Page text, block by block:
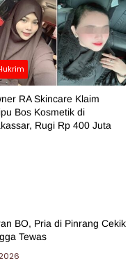
RA Skincare Klaim
Bos Kosmetik di
Rugi Rp 400 Juta
BO, Pria di Pinrang Cekik
Tewas